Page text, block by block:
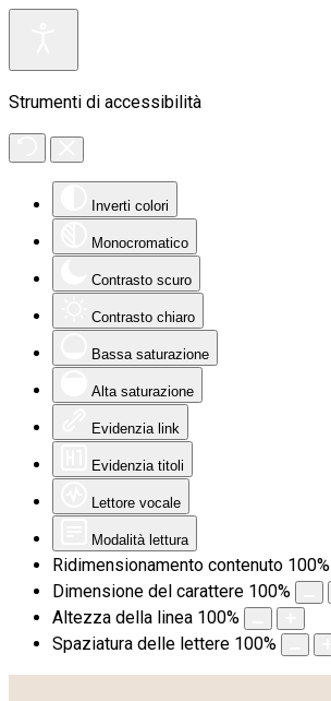
Strumenti di accessibilità
Inverti colori
Monocromatico
Contrasto scuro
Contrasto chiaro
Bassa saturazione
Alta saturazione
Evidenzia link
Evidenzia titoli
Lettore vocale
Modalità lettura
Ridimensionamento contenuto 100%
Dimensione del carattere 100%
Altezza della linea 100%
Spaziatura delle lettere 100%